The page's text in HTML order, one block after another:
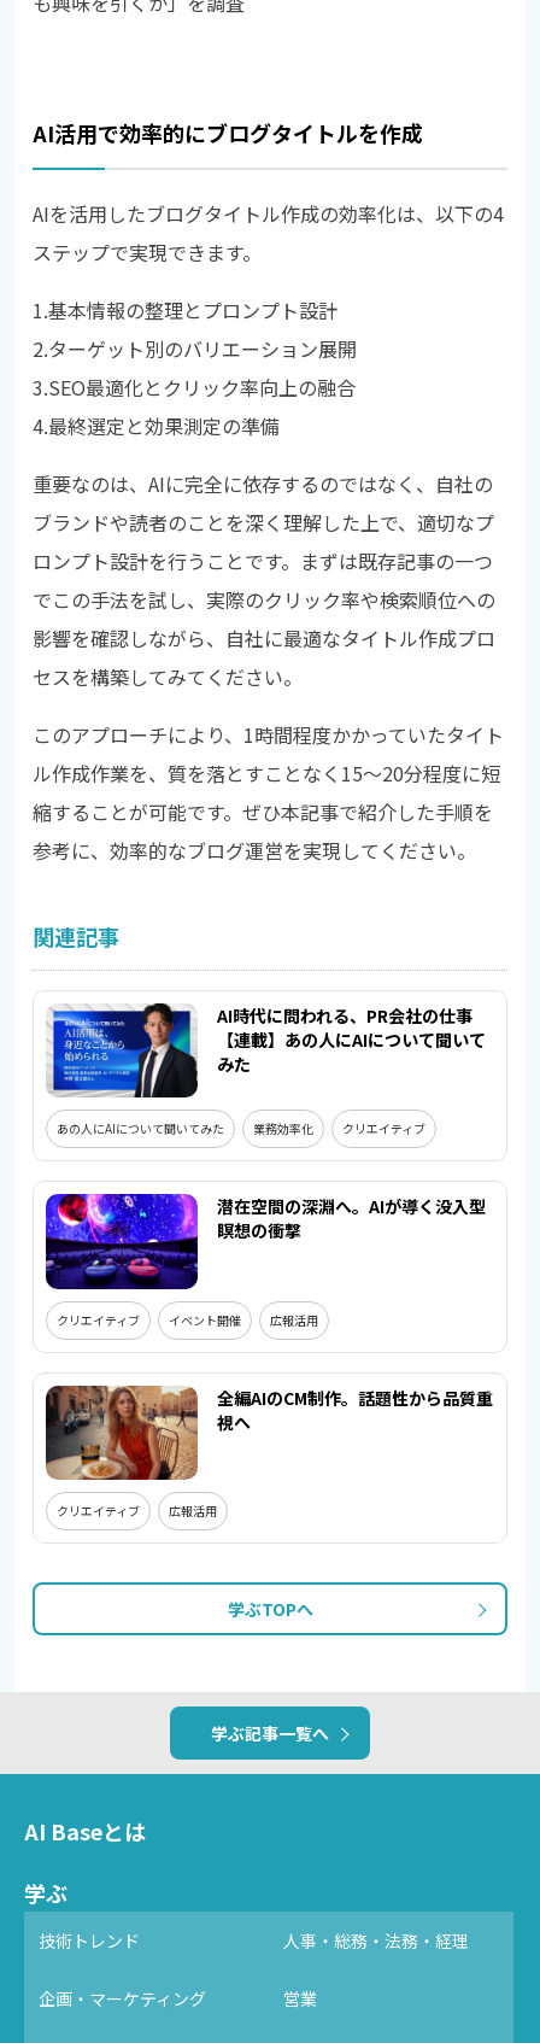
AI活用で効率的にブログタイトルを作成
AIを活用したブログタイトル作成の効率化は、以下の4
ステップで実現できます。
1.基本情報の整理とプロンプト設計
2.ターゲット別のバリエーション展開
3.SEO最適化とクリック率向上の融合
4.最終選定と効果測定の準備
重要なのは、AIに完全に依存するのではなく、自社の
ブランドや読者のことを深く理解した上で、適切なプ
ロンプト設計を行うことです。まずは既存記事の一つ
でこの手法を試し、実際のクリック率や検索順位への
影響を確認しながら、自社に最適なタイトル作成プロ
セスを構築してみてください。
このアプローチにより、1時間程度かかっていたタイト
ル作成作業を、質を落とすことなく15～20分程度に短
縮することが可能です。ぜひ本記事で紹介した手順を
参考に、効率的なブログ運営を実現してください。
関連記事
AI時代に問われる、PR会社の仕事
【連載】あの人にAIについて聞いて
みた
あの人にAIについて聞いてみた 業務効率化 クリエイティブ
潜在空間の深淵へ。AIが導く没入型
瞑想の衝撃
クリエイティブ イベント開催 広報活用
全編AIのCM制作。話題性から品質重
視へ
クリエイティブ 広報活用
学ぶTOPへ
学ぶ記事一覧へ
AI Baseとは
学ぶ
技術トレンド 人事・総務・法務・経理
企画・マーケティング 営業